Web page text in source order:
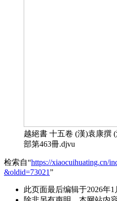
越絕書 十五卷 (漢)袁康撰
部第463冊.djvu
检索自“https://xiaocuihuating.cn/
&oldid=73021”
此页面最后编辑于2026年1